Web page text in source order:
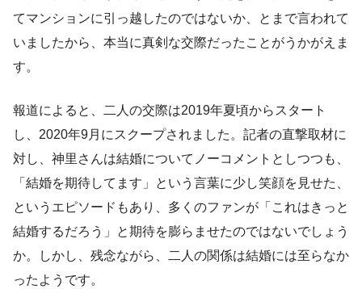
てマンションに引っ越したのではないか、とまで言われて
いましたから、本当に真剣な交際だったことがうかがえま
す。
報道によると、二人の交際は2019年夏頃からスタート
し、2020年9月にスクープされました。記者の直撃取材に
対し、神里さんは結婚についてノーコメントとしつつも、
「結婚を期待してます」という言葉に少し笑顔を見せた、
というエピソードもあり、多くのファンが「これはきっと
結婚するだろう」と期待を膨らませたのではないでしょう
か。しかし、残念ながら、二人の関係は結婚には至らなか
ったようです。